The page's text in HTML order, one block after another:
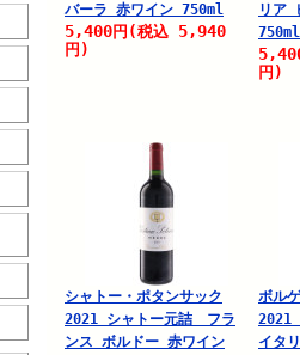
バーラ 赤ワイン 750ml
5,400円 (税込 5,940
円)
リア
750ml
円)
シャトー・ポタンサック
2021 シャトー元詰 フラ
ンス ボルドー 赤ワイン
ボル
2021
イタ